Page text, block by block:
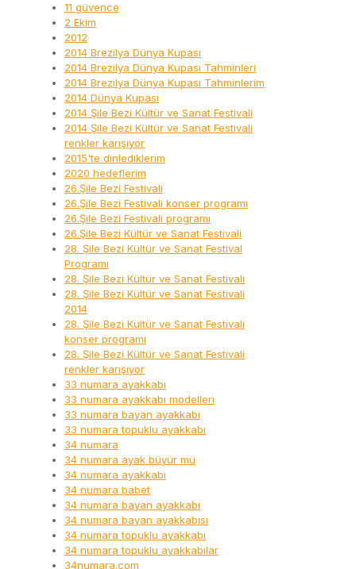
11 güvence
2 Ekim
2012
2014 Brezilya Dünya Kupası
2014 Brezilya Dünya Kupası Tahminleri
2014 Brezilya Dünya Kupası Tahminlerim
2014 Dünya Kupası
2014 Şile Bezi Kültür ve Sanat Festivali
2014 Şile Bezi Kültür ve Sanat Festivali
renkler karışıyor
2015'te dinlediklerim
2020 hedeflerim
26.Şile Bezi Festivali
26.Şile Bezi Festivali konser programı
26.Şile Bezi Festivali programı
26.Şile Bezi Kültür ve Sanat Festivali
28. Şile Bezi Kültür ve Sanat Festival
Programı
28. Şile Bezi Kültür ve Sanat Festivali
28. Şile Bezi Kültür ve Sanat Festivali
2014
28. Şile Bezi Kültür ve Sanat Festivali
konser programı
28. Şile Bezi Kültür ve Sanat Festivali
renkler karışıyor
33 numara ayakkabı
33 numara ayakkabı modelleri
33 numara bayan ayakkabı
33 numara topuklu ayakkabı
34 numara
34 numara ayak büyür mü
34 numara ayakkabı
34 numara babet
34 numara bayan ayakkabı
34 numara bayan ayakkabısı
34 numara topuklu ayakkabı
34 numara topuklu ayakkabılar
34numara.com